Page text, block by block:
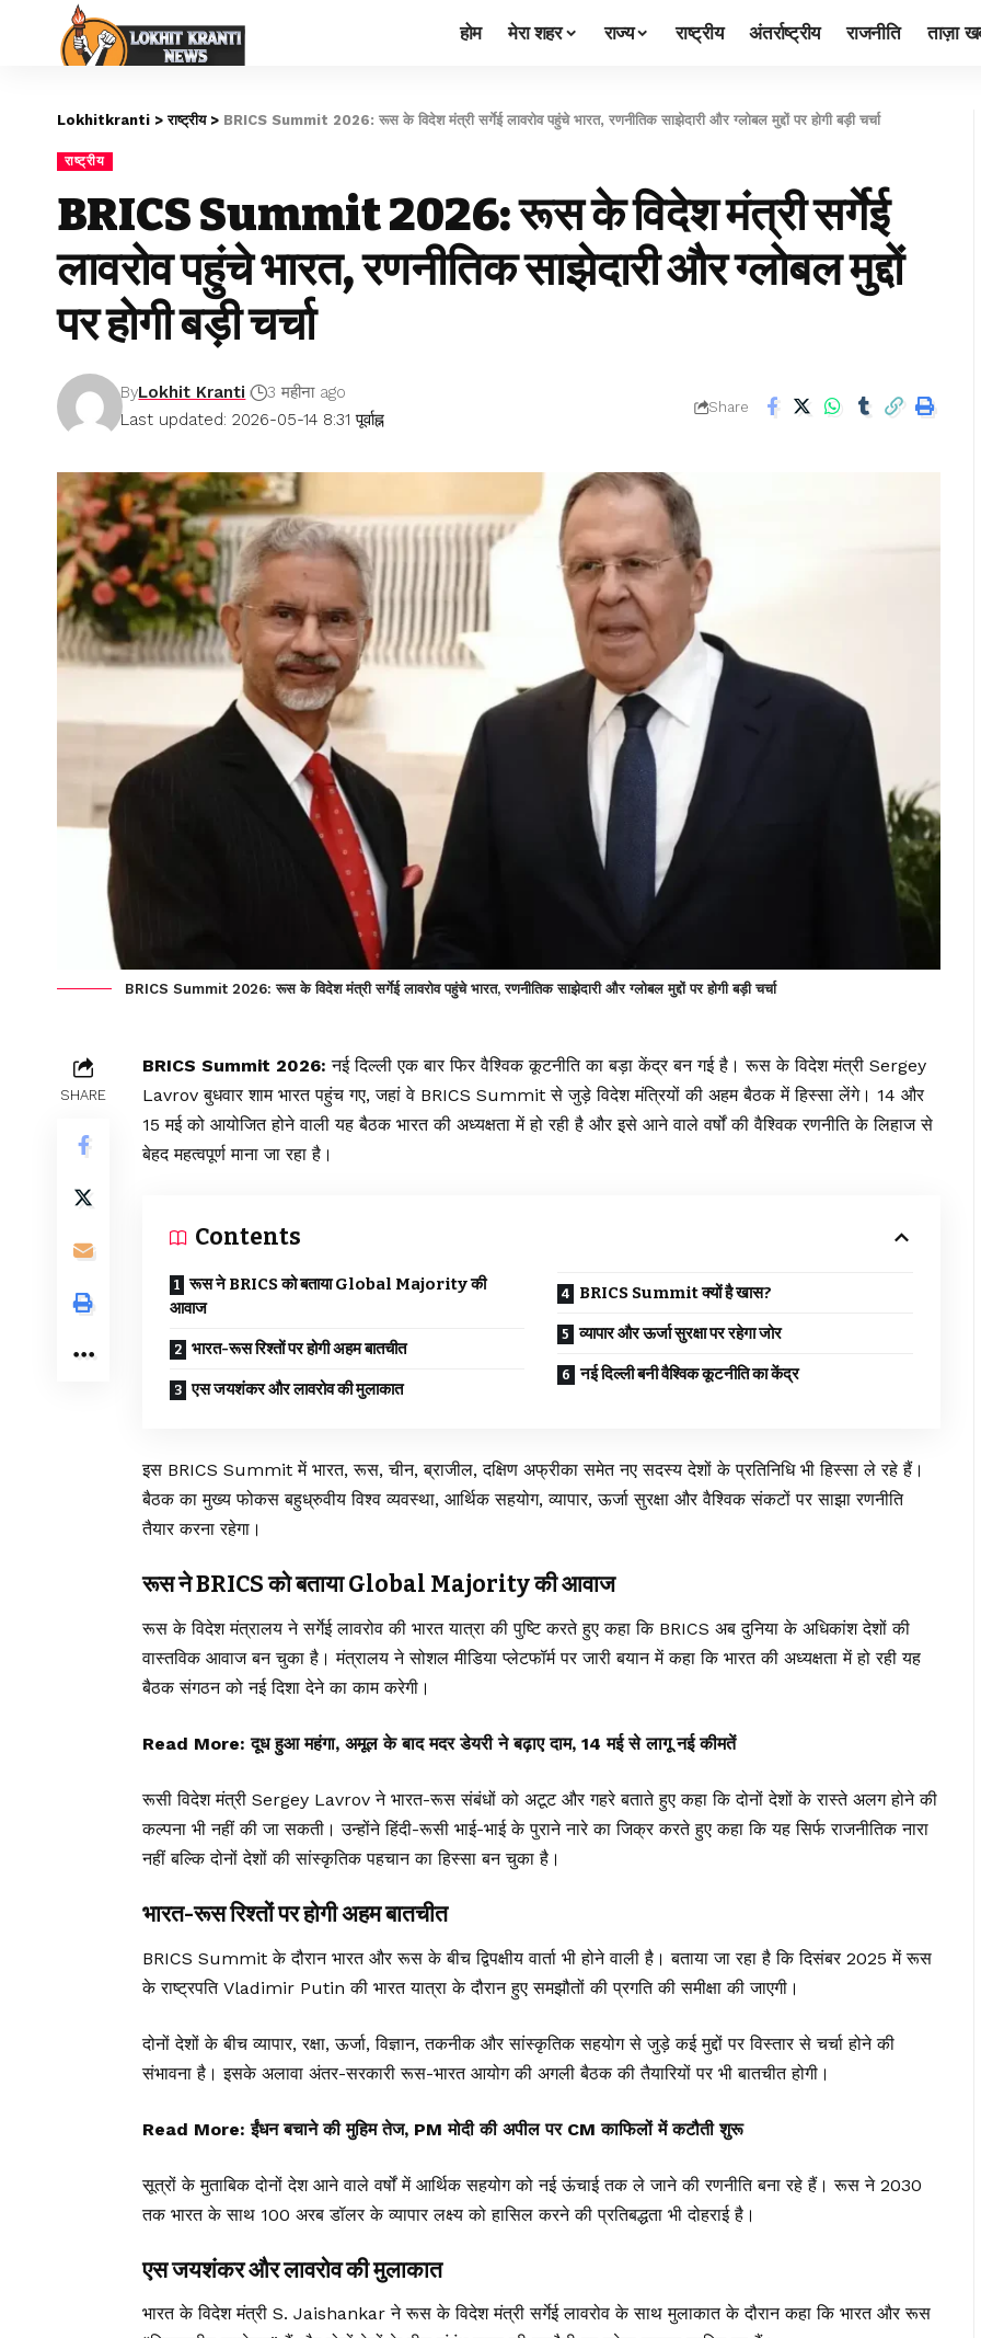
होम मेरा शहर राज्य राष्ट्रीय अंतर्राष्ट्रीय राजनीति ताज़ा
Lokhitkranti >राष्ट्रीय> BRICS Summit 2026: रूस के विदेश मंत्री सर्गेई लावरोव पहुंचे भारत, रणनीतिक साझेदारी और ग्लोबल मुद्दों पर होगी बड़ी चर्चा
राष्ट्रीय
BRICS Summit 2026: रूस के विदेश मंत्री सर्गेई
लावरोव पहुंचे भारत, रणनीतिक साझेदारी और ग्लोबल मुद्दों
पर होगी बड़ी चर्चा
Last updated: 2026-05-14 8:31 पूर्वाह्न
ByLokhit Kranti 3 महीना ago
Share
BRICS Summit 2026: रूस के विदेश मंत्री सर्गेई लावरोव पहुंचे भारत, रणनीतिक साझेदारी और ग्लोबल मुद्दों पर होगी बड़ी चर्चा
SHARE
BRICS Summit 2026: नई दिल्ली एक बार फिर वैश्विक कूटनीति का बड़ा केंद्र बन गई है। रूस के विदेश मंत्री Sergey
Lavrov बुधवार शाम भारत पहुंच गए, जहां वे BRICS Summit से जुड़े विदेश मंत्रियों की अहम बैठक में हिस्सा लेंगे। 14 और
15 मई को आयोजित होने वाली यह बैठक भारत की अध्यक्षता में हो रही है और इसे आने वाले वर्षों की वैश्विक रणनीति के लिहाज से
बेहद महत्वपूर्ण माना जा रहा है।
Contents
रूस ने BRICS को बताया Global Majority की
आवाज
भारत-रूस रिश्तों पर होगी अहम बातचीत
एस जयशंकर और लावरोव की मुलाकात
BRICS Summit क्यों है खास?
व्यापार और ऊर्जा सुरक्षा पर रहेगा जोर
नई दिल्ली बनी वैश्विक कूटनीति का केंद्र
इस BRICS Summit में भारत, रूस, चीन, ब्राजील, दक्षिण अफ्रीका समेत नए सदस्य देशों के प्रतिनिधि भी हिस्सा ले रहे हैं।
बैठक का मुख्य फोकस बहुध्रुवीय विश्व व्यवस्था, आर्थिक सहयोग, व्यापार, ऊर्जा सुरक्षा और वैश्विक संकटों पर साझा रणनीति
तैयार करना रहेगा।
रूस ने BRICS को बताया Global Majority की आवाज
रूस के विदेश मंत्रालय ने सर्गेई लावरोव की भारत यात्रा की पुष्टि करते हुए कहा कि BRICS अब दुनिया के अधिकांश देशों की
वास्तविक आवाज बन चुका है। मंत्रालय ने सोशल मीडिया प्लेटफॉर्म पर जारी बयान में कहा कि भारत की अध्यक्षता में हो रही यह
बैठक संगठन को नई दिशा देने का काम करेगी।
Read More: दूध हुआ महंगा, अमूल के बाद मदर डेयरी ने बढ़ाए दाम, 14 मई से लागू नई कीमतें
रूसी विदेश मंत्री Sergey Lavrov ने भारत-रूस संबंधों को अटूट और गहरे बताते हुए कहा कि दोनों देशों के रास्ते अलग होने की
कल्पना भी नहीं की जा सकती। उन्होंने हिंदी-रूसी भाई-भाई के पुराने नारे का जिक्र करते हुए कहा कि यह सिर्फ राजनीतिक नारा
नहीं बल्कि दोनों देशों की सांस्कृतिक पहचान का हिस्सा बन चुका है।
भारत-रूस रिश्तों पर होगी अहम बातचीत
BRICS Summit के दौरान भारत और रूस के बीच द्विपक्षीय वार्ता भी होने वाली है। बताया जा रहा है कि दिसंबर 2025 में रूस
के राष्ट्रपति Vladimir Putin की भारत यात्रा के दौरान हुए समझौतों की प्रगति की समीक्षा की जाएगी।
दोनों देशों के बीच व्यापार, रक्षा, ऊर्जा, विज्ञान, तकनीक और सांस्कृतिक सहयोग से जुड़े कई मुद्दों पर विस्तार से चर्चा होने की
संभावना है। इसके अलावा अंतर-सरकारी रूस-भारत आयोग की अगली बैठक की तैयारियों पर भी बातचीत होगी।
Read More:ईंधन बचाने की मुहिम तेज, PM मोदी की अपील पर CM काफिलों में कटौती शुरू
सूत्रों के मुताबिक दोनों देश आने वाले वर्षों में आर्थिक सहयोग को नई ऊंचाई तक ले जाने की रणनीति बना रहे हैं। रूस ने 2030
तक भारत के साथ 100 अरब डॉलर के व्यापार लक्ष्य को हासिल करने की प्रतिबद्धता भी दोहराई है।
एस जयशंकर और लावरोव की मुलाकात
भारत के विदेश मंत्री S. Jaishankar ने रूस के विदेश मंत्री सर्गेई लावरोव के साथ मुलाकात के दौरान कहा कि भारत और रूस